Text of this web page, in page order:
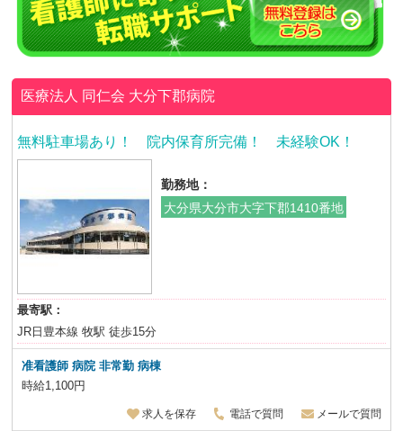
医療法人 同仁会 大分下郡病院
無料駐車場あり！ 院内保育所完備！ 未経験OK！
勤務地：
大分県大分市大字下郡1410番地
最寄駅：
JR日豊本線 牧駅 徒歩15分
准看護師 病院 非常勤 病棟
時給1,100円
求人を保存 電話で質問 メールで質問